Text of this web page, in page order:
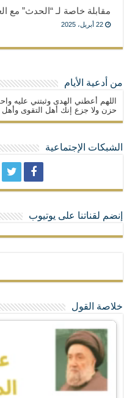
مقابلة خاصة لـ “الحدث” مع
22 أبريل، 2025
من أدعية الأيام
اللهم أعطني الهدى وثبتني عليه
حزن ولا جزع إنك أهل التقوى وأهل
الشبكات الإجتماعية
إنضم لقناتنا على يوتيوب
خلاصة القول